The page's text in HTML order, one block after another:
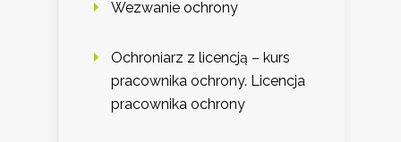
Wezwanie ochrony
Ochroniarz z licencją – kurs
pracownika ochrony. Licencja
pracownika ochrony